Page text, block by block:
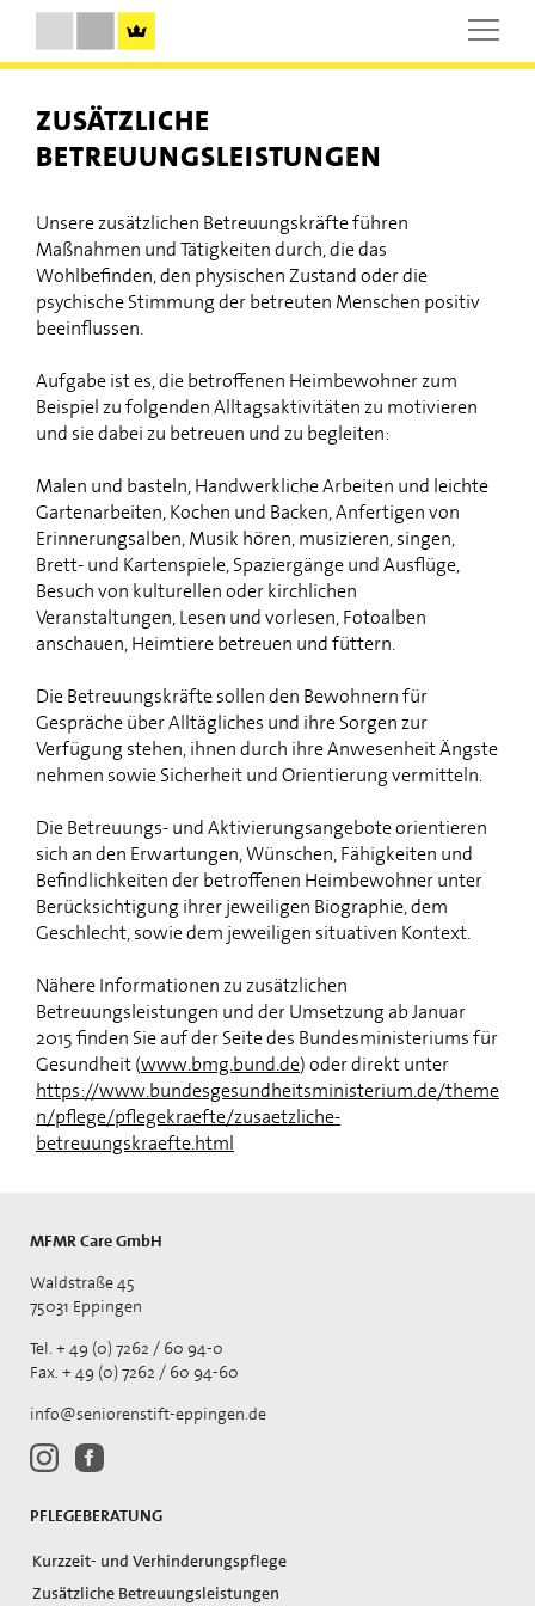
ZUSÄTZLICHE
BETREUUNGSLEISTUNGEN
Unsere zusätzlichen Betreuungskräfte führen
Maßnahmen und Tätigkeiten durch, die das
Wohlbefinden, den physischen Zustand oder die
psychische Stimmung der betreuten Menschen positiv
beeinflussen.
Aufgabe ist es, die betroffenen Heimbewohner zum
Beispiel zu folgenden Alltagsaktivitäten zu motivieren
und sie dabei zu betreuen und zu begleiten:
Malen und basteln, Handwerkliche Arbeiten und leichte
Gartenarbeiten, Kochen und Backen, Anfertigen von
Erinnerungsalben, Musik hören, musizieren, singen,
Brett- und Kartenspiele, Spaziergänge und Ausflüge,
Besuch von kulturellen oder kirchlichen
Veranstaltungen, Lesen und vorlesen, Fotoalben
anschauen, Heimtiere betreuen und füttern.
Die Betreuungskräfte sollen den Bewohnern für
Gespräche über Alltägliches und ihre Sorgen zur
Verfügung stehen, ihnen durch ihre Anwesenheit Ängste
nehmen sowie Sicherheit und Orientierung vermitteln.
Die Betreuungs- und Aktivierungsangebote orientieren
sich an den Erwartungen, Wünschen, Fähigkeiten und
Befindlichkeiten der betroffenen Heimbewohner unter
Berücksichtigung ihrer jeweiligen Biographie, dem
Geschlecht, sowie dem jeweiligen situativen Kontext.
Nähere Informationen zu zusätzlichen
Betreuungsleistungen und der Umsetzung ab Januar
2015 finden Sie auf der Seite des Bundesministeriums für
Gesundheit (www.bmg.bund.de) oder direkt unter
https://www.bundesgesundheitsministerium.de/theme
n/pflege/pflegekraefte/zusaetzliche-
betreuungskraefte.html
MFMR Care GmbH
Waldstraße 45
75031 Eppingen
Tel. + 49 (0) 7262 / 60 94-0
Fax. + 49 (0) 7262 / 60 94-60
info@seniorenstift-eppingen.de
PFLEGEBERATUNG
Kurzzeit- und Verhinderungspflege
Zusätzliche Betreuungsleistungen